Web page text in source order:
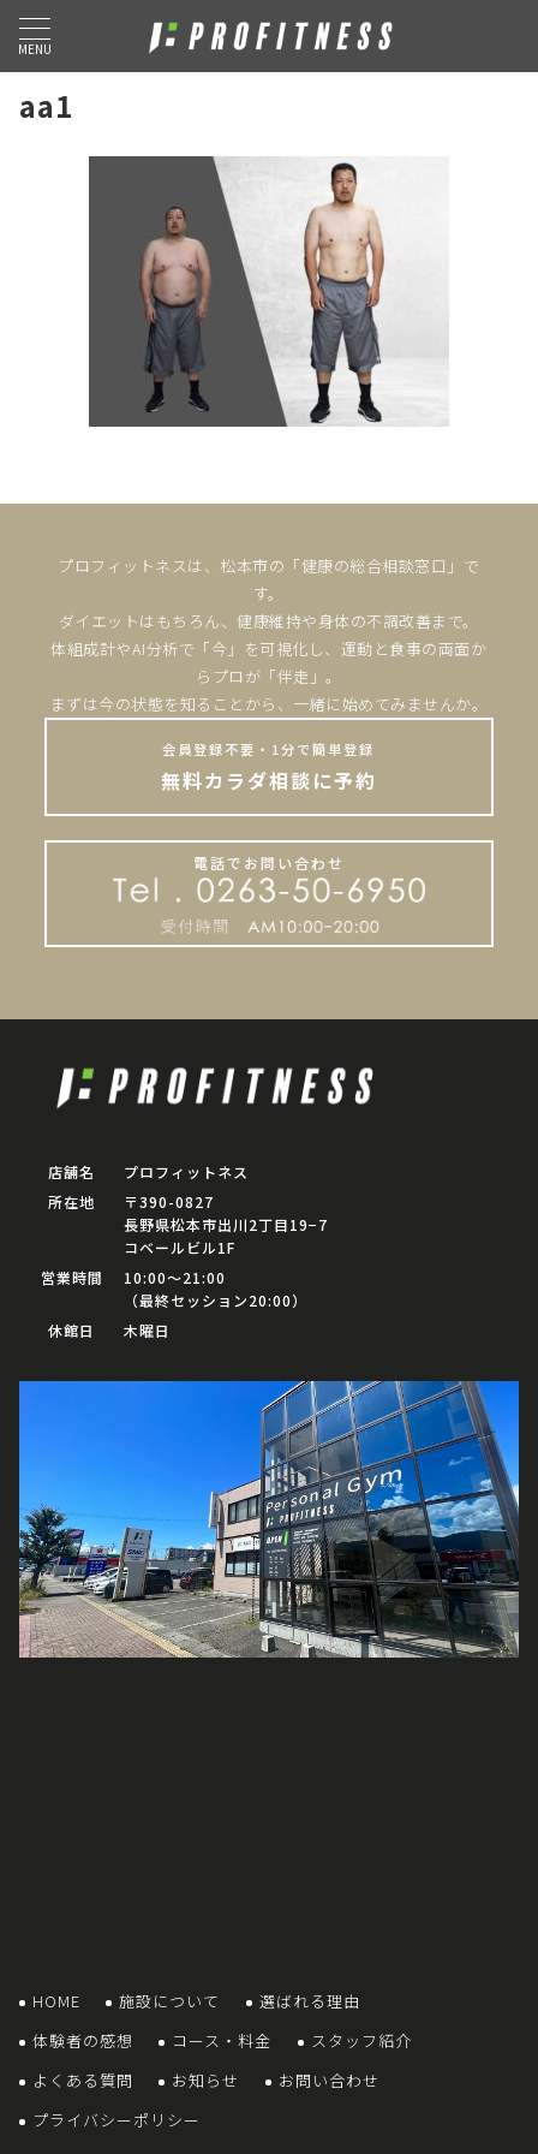
MENU
aa1
プロフィットネスは、松本市の「健康の総合相談窓口」で
す。
ダイエットはもちろん、健康維持や身体の不調改善まで。
体組成計やAI分析で「今」を可視化し、運動と食事の両面か
らプロが「伴走」。
まずは今の状態を知ることから、一緒に始めてみませんか。
会員登録不要・1分で簡単登録
無料カラダ相談に予約
電話でお問い合わせ
店舗名
プロフィットネス
所在地
〒390-0827
長野県松本市出川2丁目19−7
コベールビル1F
営業時間
10:00〜21:00
（最終セッション20:00）
休館日
木曜日
HOME 施設について
選ばれる理由
体験者の感想
コース・料金
スタッフ紹介
よくある質問
お知らせ
お問い合わせ
プライバシーポリシー